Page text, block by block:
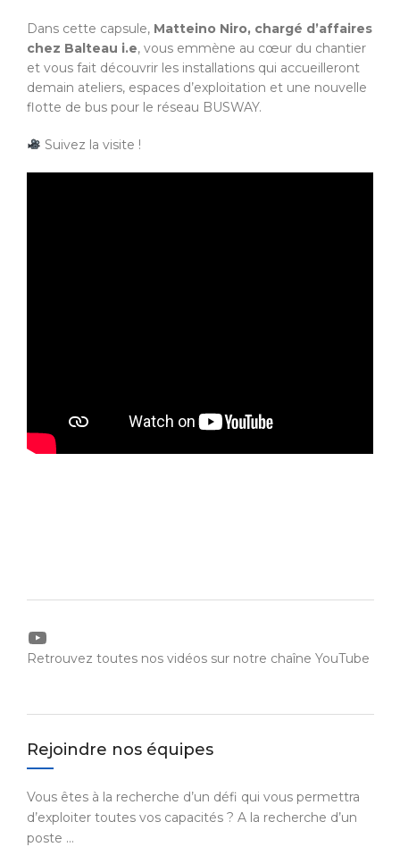
Dans cette capsule, Matteino Niro, chargé d’affaires
chez Balteau i.e, vous emmène au cœur du chantier
et vous fait découvrir les installations qui accueilleront
demain ateliers, espaces d’exploitation et une nouvelle
flotte de bus pour le réseau BUSWAY.
Suivez la visite !
YouTube
Retrouvez toutes nos vidéos sur notre chaîne YouTube
Rejoindre nos équipes
Vous êtes à la recherche d’un défi qui vous permettra
d’exploiter toutes vos capacités ? A la recherche d’un
poste …